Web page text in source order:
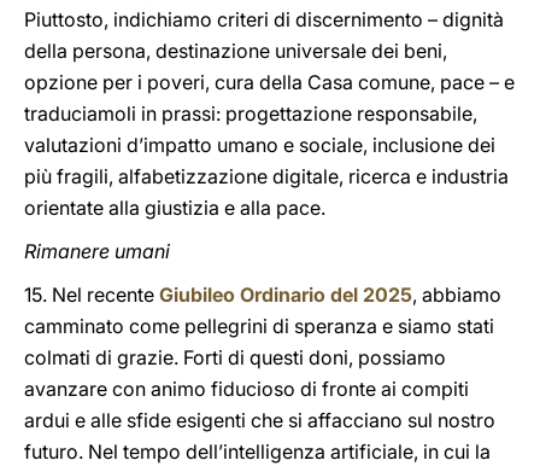
Piuttosto, indichiamo criteri di discernimento – dignità
della persona, destinazione universale dei beni,
opzione per i poveri, cura della Casa comune, pace – e
traduciamoli in prassi: progettazione responsabile,
valutazioni d’impatto umano e sociale, inclusione dei
più fragili, alfabetizzazione digitale, ricerca e industria
orientate alla giustizia e alla pace.
Rimanere umani
15. Nel recente Giubileo Ordinario del 2025, abbiamo
camminato come pellegrini di speranza e siamo stati
colmati di grazie. Forti di questi doni, possiamo
avanzare con animo fiducioso di fronte ai compiti
ardui e alle sfide esigenti che si affacciano sul nostro
futuro. Nel tempo dell’intelligenza artificiale, in cui la